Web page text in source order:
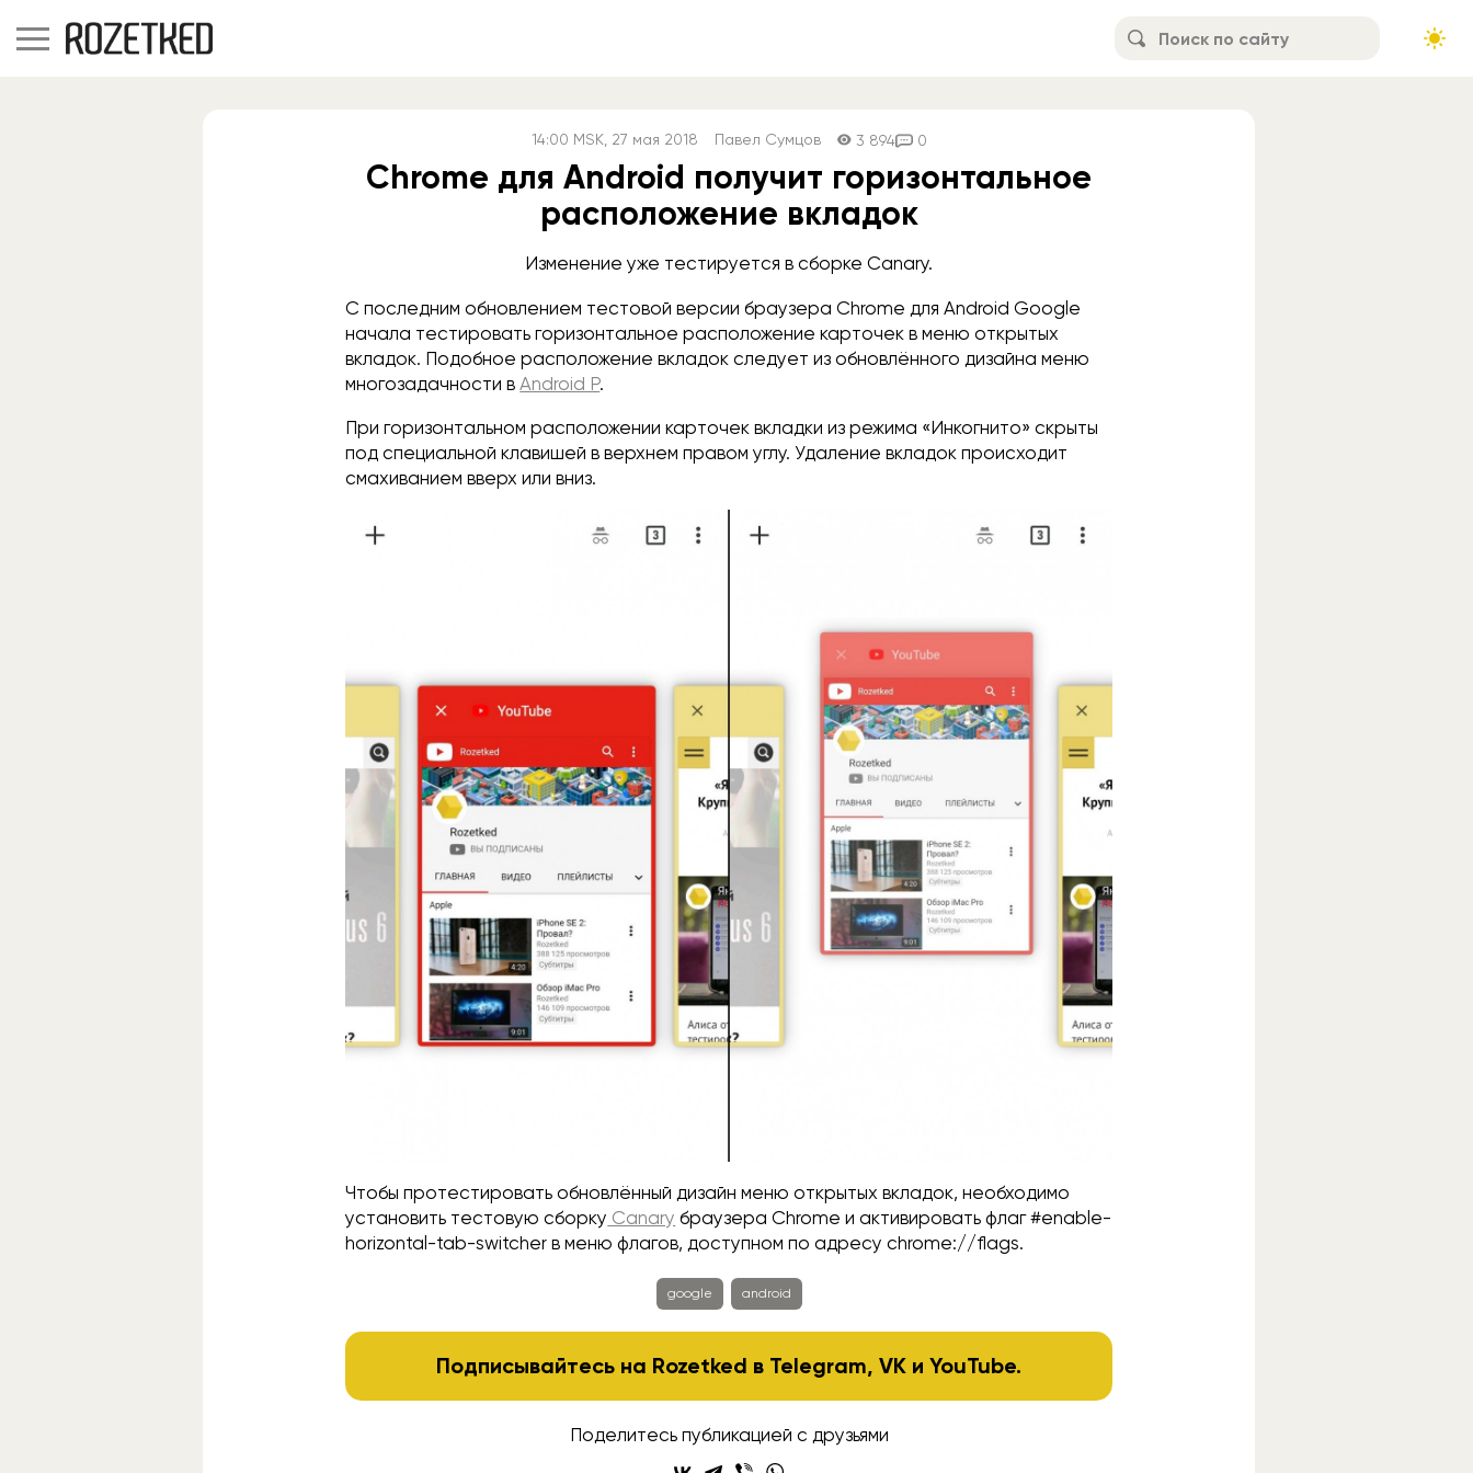
14:00 MSK, 27 мая 2018 Павел Сумцов 3 894 0
Chrome для Android получит горизонтальное
расположение вкладок
Изменение уже тестируется в сборке Canary.
С последним обновлением тестовой версии браузера Chrome для Android Google
начала тестировать горизонтальное расположение карточек в меню открытых
вкладок. Подобное расположение вкладок следует из обновлённого дизайна меню
многозадачности вAndroid P.
При горизонтальном расположении карточек вкладки из режима «Инкогнито» скрыты
под специальной клавишей в верхнем правом углу. Удаление вкладок происходит
смахиванием вверх или вниз.
Чтобы протестировать обновлённый дизайн меню открытых вкладок, необходимо
установить тестовую сборку Canary браузера Chrome и активировать флаг #enable-
horizontal-tab-switcher в меню флагов, доступном по адресу chrome://flags.
google android
Подписывайтесь на Rozetked в Telegram,VK иYouTube.
Поделитесь публикацией с друзьями